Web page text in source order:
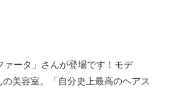
ータ」さんが登場です！モデ
美容室。「自分史上最高のヘアス